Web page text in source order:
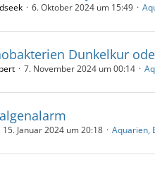
6. Oktober 2024 um 15:49
Dunkelkur
7. November 2024 um 00:14
15. Januar 2024 um 20:18 Aquarien,